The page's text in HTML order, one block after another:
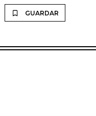
GUARDAR